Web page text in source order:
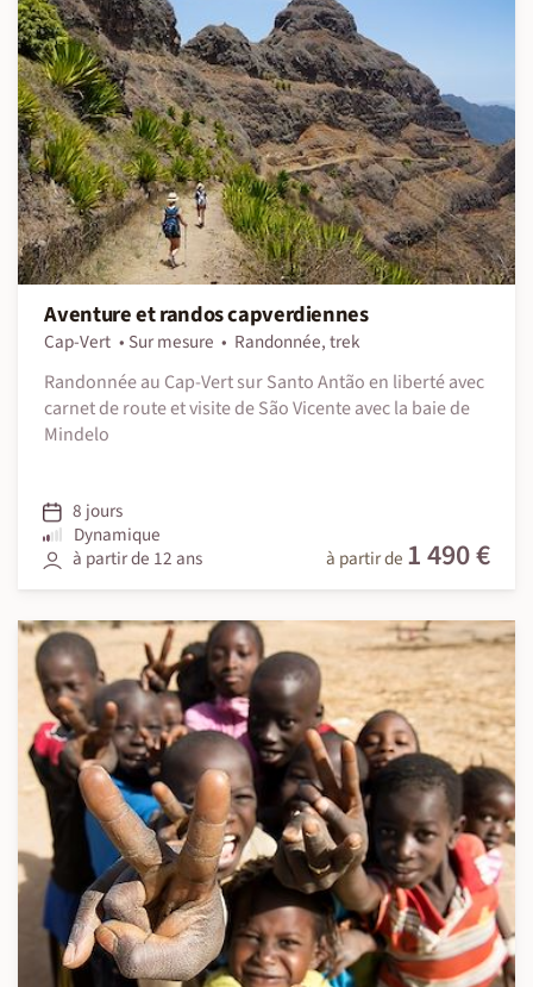
Aventure et randos capverdiennes
Cap-Vert Sur mesure
Randonnée, trek
Randonnée au Cap-Vert sur Santo Antão en liberté avec
carnet de route et visite de São Vicente avec la baie de
Mindelo
8 jours
Dynamique
à partir de 12 ans
à partir de 1 490 €